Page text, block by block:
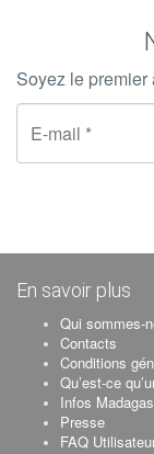
Soyez le
En savoir plus
Qui sommes-
Contacts
Conditions
Qu’est-ce
Infos
Presse
FAQ